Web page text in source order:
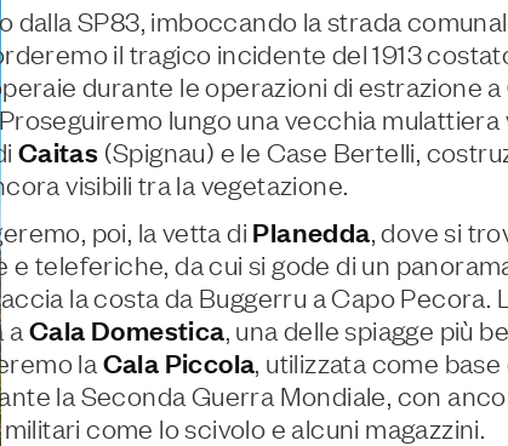
dalla SP83, imboccando la strada
il tragico incidente del 1913
durante le operazioni di estrazione a
. Proseguiremo lungo una vecchia mulattiera
Caitas (Spignau) e le Case Bertelli,
visibili tra la vegetazione.
poi, la vetta di Planedda , dove si
e teleferiche, da cui si gode di un
la costa da Buggerru a Capo Pecora.
a Cala Domestica , una delle spiagge più
la Cala Piccola , utilizzata come
la Seconda Guerra Mondiale, con
come lo scivolo e alcuni magazzini.